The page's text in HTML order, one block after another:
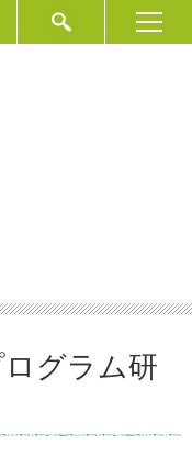
グラム研